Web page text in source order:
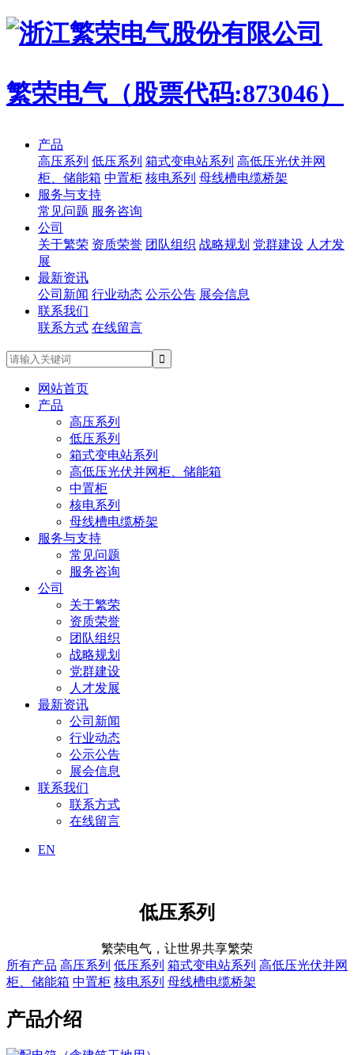
繁荣电气（股票代码:873046）
产品
高压系列 低压系列 箱式变电站系列 高低压光伏并网
柜、储能箱 中置柜 核电系列 母线槽电缆桥架
服务与支持
常见问题 服务咨询
公司
关于繁荣 资质荣誉 团队组织 战略规划 党群建设 人才发
展
最新资讯
公司新闻 行业动态 公示公告 展会信息
联系我们
联系方式 在线留言
网站首页
产品
高压系列
低压系列
箱式变电站系列
高低压光伏并网柜、储能箱
中置柜
核电系列
母线槽电缆桥架
服务与支持
常见问题
服务咨询
公司
关于繁荣
资质荣誉
团队组织
战略规划
党群建设
人才发展
最新资讯
公司新闻
行业动态
公示公告
展会信息
联系我们
联系方式
在线留言
EN
低压系列
繁荣电气，让世界共享繁荣
所有产品 高压系列 低压系列 箱式变电站系列 高低压光伏并网
柜、储能箱 中置柜 核电系列 母线槽电缆桥架
产品介绍